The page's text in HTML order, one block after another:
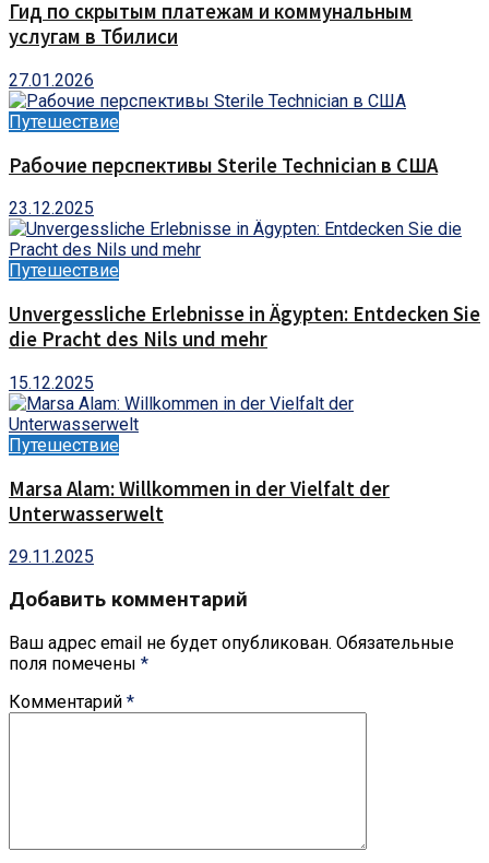
Гид по скрытым платежам и коммунальным
услугам в Тбилиси
27.01.2026
Путешествие
Рабочие перспективы Sterile Technician в США
23.12.2025
Путешествие
Unvergessliche Erlebnisse in Ägypten: Entdecken Sie
die Pracht des Nils und mehr
15.12.2025
Путешествие
Marsa Alam: Willkommen in der Vielfalt der
Unterwasserwelt
29.11.2025
Добавить комментарий
Ваш адрес email не будет опубликован. Обязательные
поля помечены *
Комментарий *